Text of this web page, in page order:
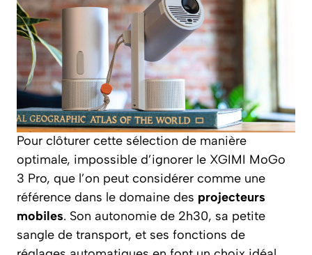
Pour clôturer cette sélection de manière
optimale, impossible d’ignorer le XGIMI MoGo
3 Pro, que l’on peut considérer comme une
référence dans le domaine des projecteurs
mobiles. Son autonomie de 2h30, sa petite
sangle de transport, et ses fonctions de